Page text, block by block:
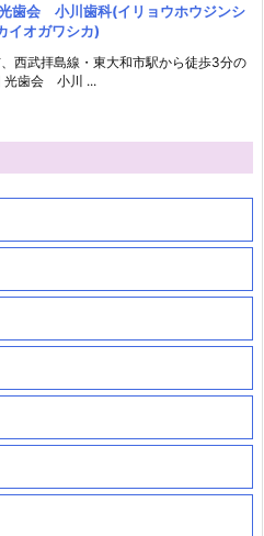
歯会 小川歯科(イリョウホウジンシ
イオガワシカ)
西武拝島線・東大和市駅から徒歩3分の
光歯会 小川 ...